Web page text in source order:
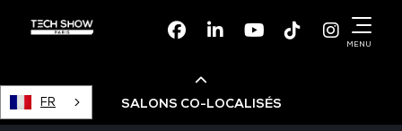
FacebookLinkedinYoutubeTikTok
MENU
FR SALONS CO-LOCALISÉS